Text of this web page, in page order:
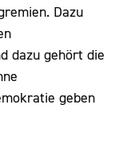
Dazu
dazu gehört die
geben